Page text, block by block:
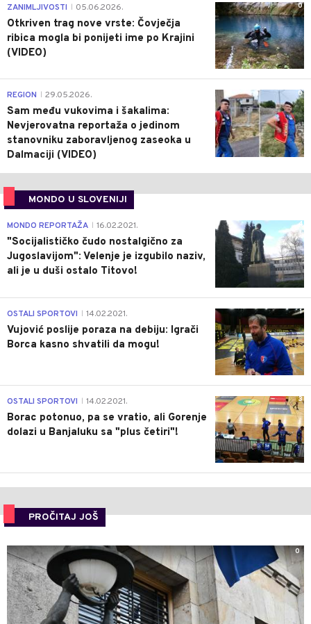
0
ZANIMLJIVOSTI 05.06.2026.
Otkriven trag nove vrste: Čovječja
ribica mogla bi ponijeti ime po Krajini
(VIDEO)
0
REGION 29.05.2026.
Sam među vukovima i šakalima:
Nevjerovatna reportaža o jedinom
stanovniku zaboravljenog zaseoka u
Dalmaciji (VIDEO)
MONDO U SLOVENIJI
4
MONDO REPORTAŽA 16.02.2021.
"Socijalističko čudo nostalgično za
Jugoslavijom": Velenje je izgubilo naziv,
ali je u duši ostalo Titovo!
1
OSTALI SPORTOVI 14.02.2021.
Vujović poslije poraza na debiju: Igrači
Borca kasno shvatili da mogu!
3
OSTALI SPORTOVI 14.02.2021.
Borac potonuo, pa se vratio, ali Gorenje
dolazi u Banjaluku sa "plus četiri"!
PROČITAJ JOŠ
0